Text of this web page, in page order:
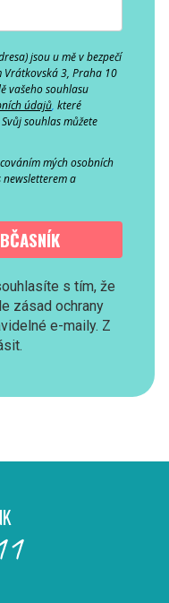
jsou u mě v bezpečí
Vrátkovská 3, Praha 10
vašeho souhlasu
údajů, které
Svůj souhlas můžete
mých osobních
a
s tím, že
zásad ochrany
e-maily. Z